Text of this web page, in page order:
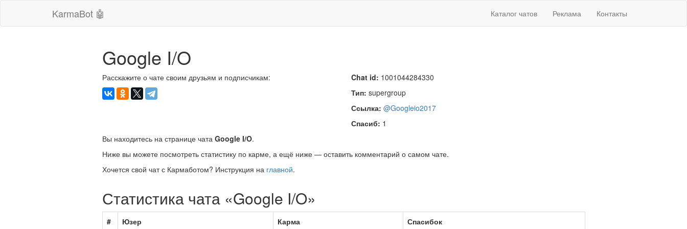
KarmaBot 🤖 Каталог чатов Реклама Контакты
Google I/O
Расскажите о чате своим друзьям и подписчикам: Chat id: 1001044284330
Тип: supergroup
Ссылка: @Googleio2017
Спасиб: 1
Вы находитесь на странице чата Google I/O.
Ниже вы можете посмотреть статистику по карме, а ещё ниже — оставить комментарий о самом чате.
Хочется свой чат с Кармаботом? Инструкция на главной.
Статистика чата «Google I/O»
# Юзер Карма Спасибок